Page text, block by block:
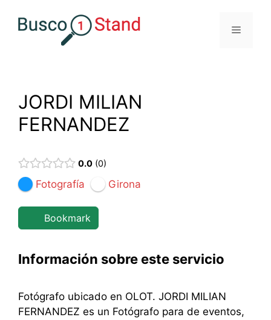
Menú
JORDI MILIAN
FERNANDEZ
0.0 0
Fotografía Girona
Bookmark
Información sobre este servicio
Fotógrafo ubicado en OLOT. JORDI MILIAN
FERNANDEZ es un Fotógrafo para de eventos,